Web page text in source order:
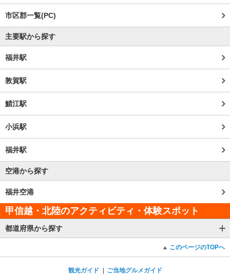
市区郡一覧(PC)
主要駅から探す
福井駅
敦賀駅
鯖江駅
小浜駅
福井駅
空港から探す
福井空港
甲信越・北陸のアクティビティ・体験スポット
都道府県から探す
このページのTOPへ
観光ガイド ご当地グルメガイド